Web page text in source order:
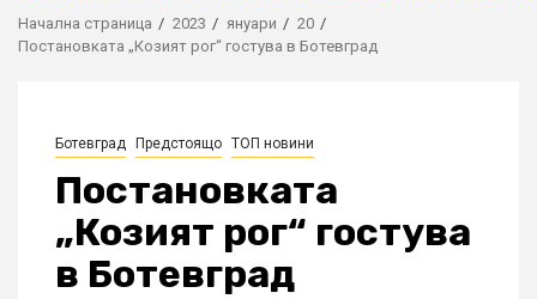
Начална страница 2023 януари
20
Постановката „Козият рог“ гостува в Ботевград
Ботевград Предстоящо ТОП новини
Постановката
„Козият рог“ гостува
в Ботевград